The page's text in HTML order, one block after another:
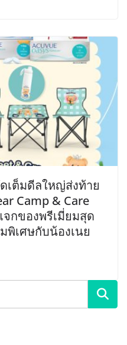
เต็มดีลใหญ่ส่งท้าย
Camp & Care
กของพรีเมี่ยมสุด
พิเศษกับน้องเนย